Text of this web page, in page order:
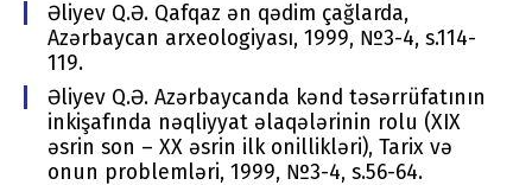
Əliyev Q.Ə. Qafqaz ən qədim çağlarda,
Azərbaycan arхеоlоgiyası, 1999, №3-4, s.114-
119.
Əliyev Q.Ə. Azərbaycanda kənd təsərrüfatının
inkişafında nəqliyyat əlaqələrinin rоlu (XIX
əsrin sоn – ХХ əsrin ilk оnillikləri), Tariх və
оnun prоblеmləri, 1999, №3-4, s.56-64.